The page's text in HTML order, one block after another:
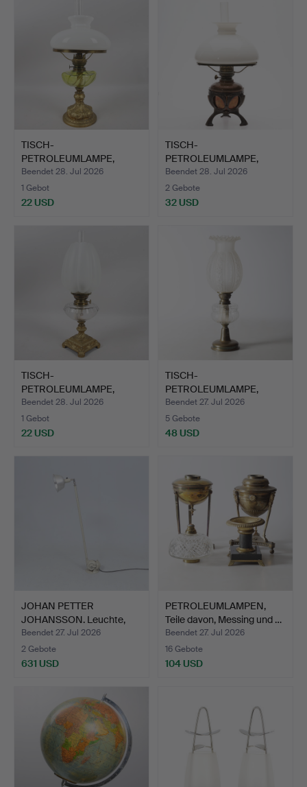
TISCH-
PETROLEUMLAMPE,
bronzierte Metall un…
Beendet 28. Jul 2026
1 Gebot
22 USD
TISCH-
PETROLEUMLAMPE,
Kupfer, Glas, Jugend…
Beendet 28. Jul 2026
2 Gebote
32 USD
TISCH-
PETROLEUMLAMPE,
bronzierter Metall u…
Beendet 28. Jul 2026
1 Gebot
22 USD
TISCH-
PETROLEUMLAMPE,
Messing und Glas, Ko…
Beendet 27. Jul 2026
5 Gebote
48 USD
JOHAN PETTER
JOHANSSON. Leuchte,
"Triplex-…
Beendet 27. Jul 2026
2 Gebote
631 USD
PETROLEUMLAMPEN,
Teile davon, Messing und …
Beendet 27. Jul 2026
16 Gebote
104 USD